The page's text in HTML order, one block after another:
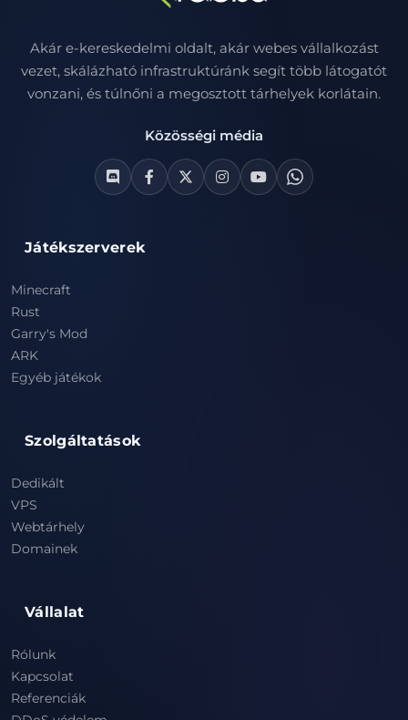
Akár e-kereskedelmi oldalt, akár webes vállalkozást
vezet, skálázható infrastruktúránk segít több látogatót
vonzani, és túlnőni a megosztott tárhelyek korlátain.
Közösségi média
Játékszerverek
Minecraft
Rust
Garry's Mod
ARK
Egyéb játékok
Szolgáltatások
Dedikált
VPS
Webtárhely
Domainek
Vállalat
Rólunk
Kapcsolat
Referenciák